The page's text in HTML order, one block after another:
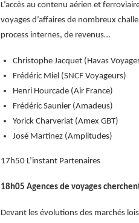
L’accès au contenu aérien et
voyages d’affaires de nombreux
process internes, de revenus…
Christophe Jacquet (Havas
Frédéric Miel (SNCF Voyageurs)
Henri Hourcade (Air France)
Frédéric Saunier (Amadeus)
Yorick Charveriat (Amex GBT)
José Martinez (Amplitudes)
17h50 L’instant Partenaires
18h05 Agences de voyages
Devant les évolutions des marchés